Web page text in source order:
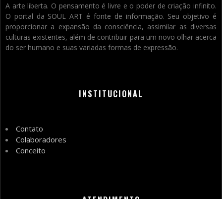
A arte liberta. O pensamento é livre e o poder de criação infinito.
O portal da SOUL ART é fonte de informação. Seu objetivo é
proporcionar a expansão da consciência, assimilar as diversas
culturas existentes, além de contribuir para um novo olhar acerca
do ser humano e suas variadas formas de expressão.
INSTITUCIONAL
Contato
Colaboradores
Conceito